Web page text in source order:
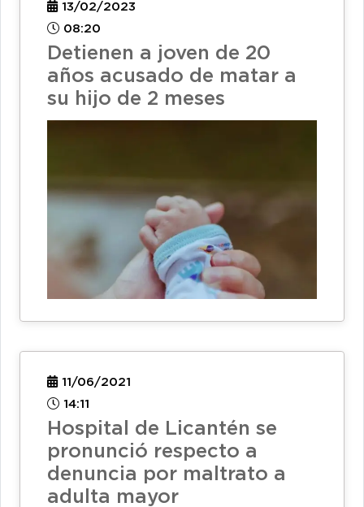
13/02/2023
08:20
Detienen a joven de 20
años acusado de matar a
su hijo de 2 meses
11/06/2021
14:11
Hospital de Licantén se
pronunció respecto a
denuncia por maltrato a
adulta mayor